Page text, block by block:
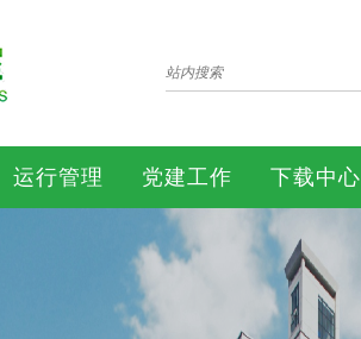
运行管理 党建工作 下载中心